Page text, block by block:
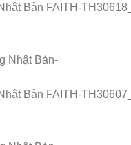
Bản FAITH-
Bản FAITH-